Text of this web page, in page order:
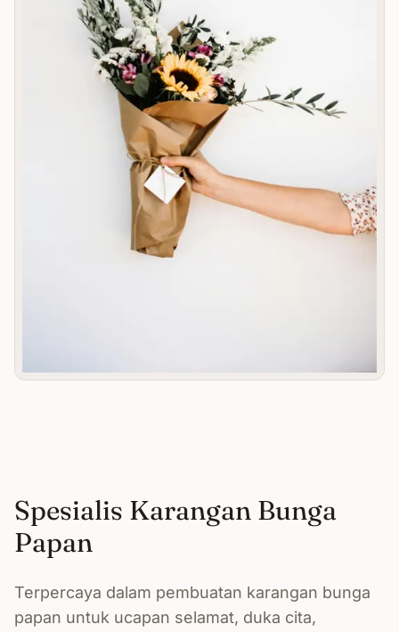
Spesialis Karangan Bunga
Papan
Terpercaya dalam pembuatan karangan bunga
papan untuk ucapan selamat, duka cita,